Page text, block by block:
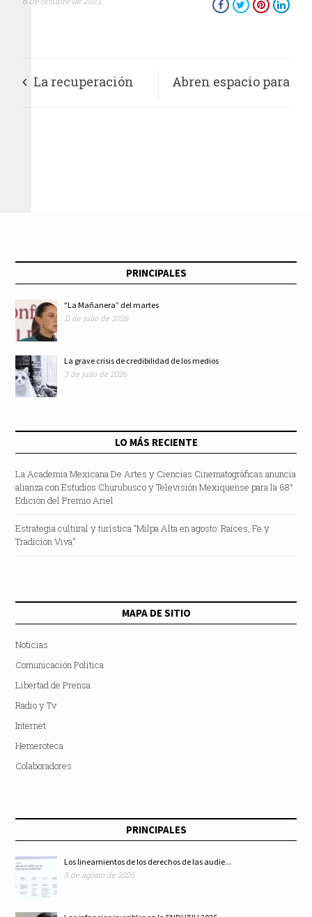
La recuperación Abren espacio para
PRINCIPALES
"La Mañanera” del martes
11 de julio de 2026
La grave crisis de credibilidad de los medios
3 de julio de 2026
LO MÁS RECIENTE
La Academia Mexicana De Artes y Ciencias Cinematográficas anuncia
alianza con Estudios Churubusco y Televisión Mexiquense para la 68°
Edición del Premio Ariel
Estrategia cultural y turística “Milpa Alta en agosto: Raíces, Fe y
Tradición Viva”
MAPA DE SITIO
Noticias
Comunicación Política
Libertad de Prensa
Radio y Tv
Internet
Hemeroteca
Colaboradores
PRINCIPALES
Los lineamientos de los derechos de las audie...
5 de agosto de 2026